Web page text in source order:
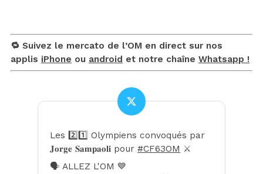
🔁 Suivez le mercato de l’OM en direct sur nos
applis iPhone ou android et notre chaîne Whatsapp !
Les 2️⃣1️⃣ Olympiens convoqués par
𝐉𝐨𝐫𝐠𝐞 𝐒𝐚𝐦𝐩𝐚𝐨𝐥𝐢 pour #CF63OM ⚔️
🗣 ALLEZ L'OM 💙